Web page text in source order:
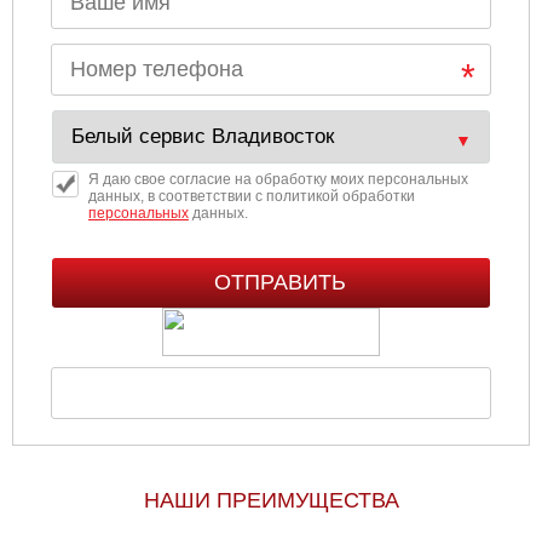
Я даю свое согласие на обработку моих персональных
данных, в соответствии с политикой обработки
персональныхданных.
НАШИ ПРЕИМУЩЕСТВА